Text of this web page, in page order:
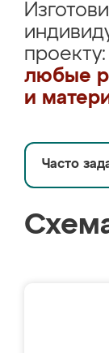
проекту:
любые
и
Часто